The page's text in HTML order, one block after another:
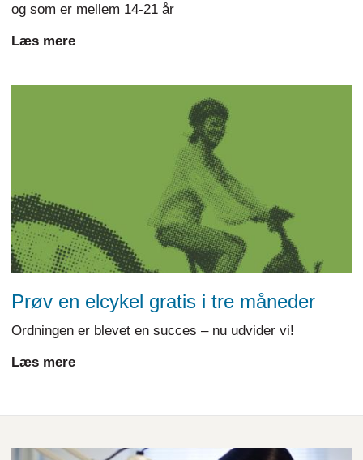
og som er mellem 14-21 år
Læs mere
Prøv en elcykel gratis i tre måneder
Ordningen er blevet en succes – nu udvider vi!
Læs mere